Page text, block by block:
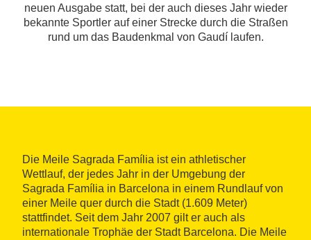
neuen Ausgabe statt, bei der auch dieses Jahr wieder
bekannte Sportler auf einer Strecke durch die Straßen
rund um das Baudenkmal von Gaudí laufen.
Die Meile Sagrada Família ist ein athletischer
Wettlauf, der jedes Jahr in der Umgebung der
Sagrada Família in Barcelona in einem Rundlauf von
einer Meile quer durch die Stadt (1.609 Meter)
stattfindet. Seit dem Jahr 2007 gilt er auch als
internationale Trophäe der Stadt Barcelona. Die Meile